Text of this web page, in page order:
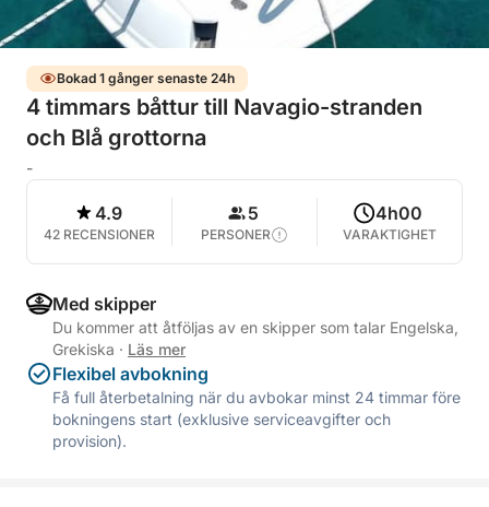
Bokad 1 gånger senaste 24h
4 timmars båttur till Navagio-stranden
och Blå grottorna
-
4.9
42 RECENSIONER
5
PERSONER
4h00
VARAKTIGHET
Med skipper
Du kommer att åtföljas av en skipper som talar Engelska,
Grekiska · Läs mer
Flexibel avbokning
Få full återbetalning när du avbokar minst 24 timmar före
bokningens start (exklusive serviceavgifter och
provision).